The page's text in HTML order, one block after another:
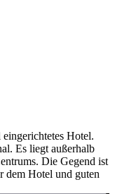
Hotel.
Es liegt außerhalb
Die Gegend ist
dem Hotel und guten